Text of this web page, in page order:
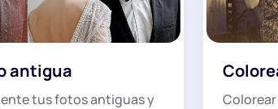
antigua
tus fotos antiguas y